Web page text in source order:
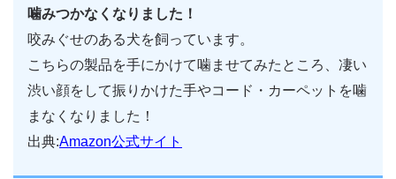
噛みつかなくなりました！
咬みぐせのある犬を飼っています。
こちらの製品を手にかけて噛ませてみたところ、凄い
渋い顔をして振りかけた手やコード・カーペットを噛
まなくなりました！
出典:Amazon公式サイト